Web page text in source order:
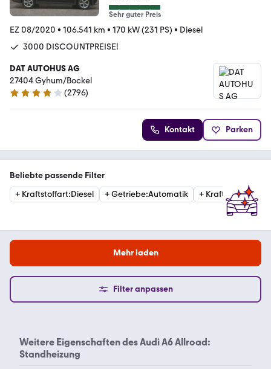
Sehr guter Preis
EZ 08/2020 • 106.541 km • 170 kW (231 PS) • Diesel
3000 DISCOUNTPREISE!
DAT AUTOHUS AG
27404 Gyhum/Bockel
4.2 Sterne
(2796)
Kontakt Parken
Beliebte passende Filter
+ Kraftstoffart:Diesel +Getriebe:Automatik + Kraftstoffart:
Mehr laden
Filter anpassen
Weitere Eigenschaften desAudi A6 Allroad:
Standheizung